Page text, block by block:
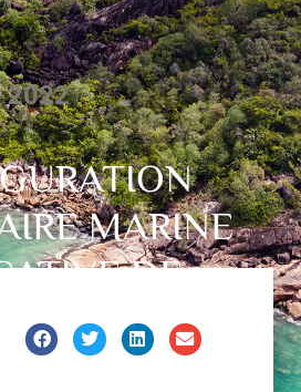
2022
MARINE
DE